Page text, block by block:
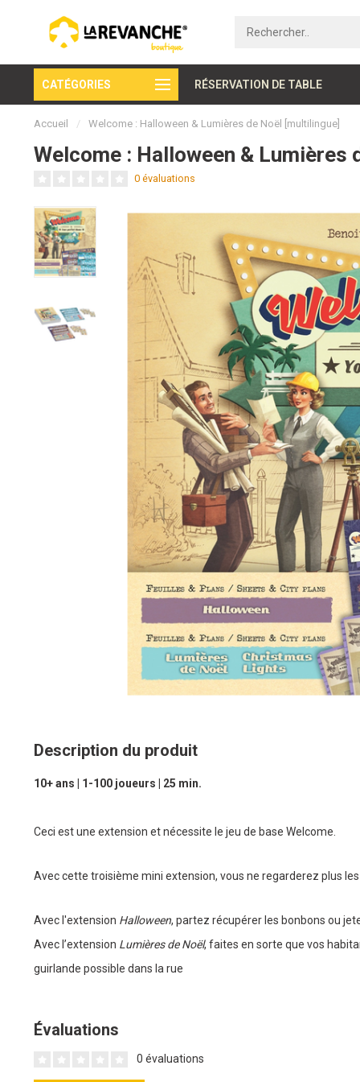
CATÉGORIES RÉSERVATION DE TABLE
Paiement sécurisé
Accueil / Welcome : Halloween & Lumières de Noël [multilingue]
Welcome : Halloween & Lumières
0 évaluations
Description du produit
10+ ans | 1-100 joueurs | 25 min.
Ceci est une extension et nécessite le jeu de base Welcome.
Avec cette troisième mini extension, vous ne regarderez plus
Avec l'extension Halloween, partez récupérer les bonbons ou
Avec l’extension Lumières de Noël, faites en sorte que vos
guirlande possible dans la rue
Évaluations
0 évaluations